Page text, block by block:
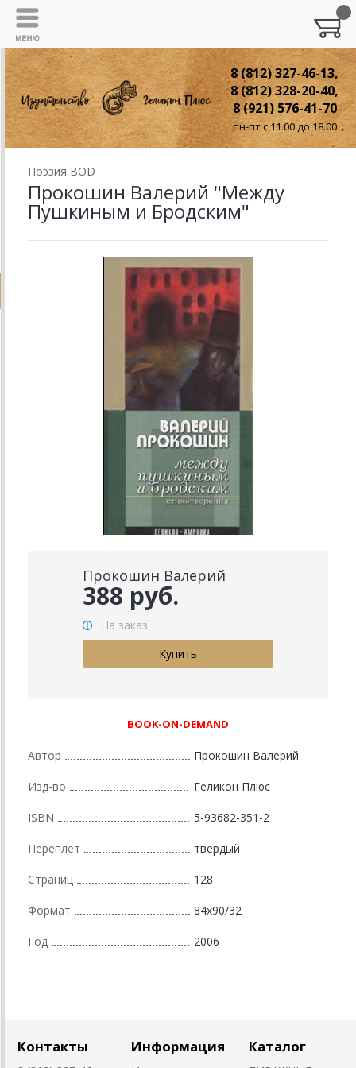
8 (812) 327-46-13,
8 (812) 328-20-40,
8 (921) 576-41-70
пн-пт с 11.00 до 18.00
Поэзия BOD
Прокошин Валерий "Между
Пушкиным и Бродским"
Прокошин Валерий
388 руб.
На заказ
BOOK-ON-DEMAND
Автор Прокошин Валерий
Изд-во Геликон Плюс
ISBN 5-93682-351-2
Переплёт твердый
Страниц 128
Формат 84x90/32
Год 2006
Контакты Информация Каталог